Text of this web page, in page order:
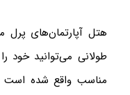
طولانی می‌توانید خود
مناسب واقع شده است